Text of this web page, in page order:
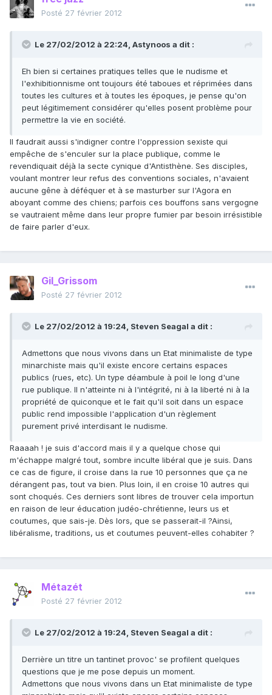
Posté 27 février 2012
Le 27/02/2012 à 22:24, Astynoos a dit :
Eh bien si certaines pratiques telles que le nudisme et
l'exhibitionnisme ont toujours été taboues et réprimées dans
toutes les cultures et à toutes les époques, je pense qu'on
peut légitimement considérer qu'elles posent problème pour
permettre la vie en société.
Il faudrait aussi s'indigner contre l'oppression sexiste qui
empêche de s'enculer sur la place publique, comme le
revendiquait déjà la secte cynique d'Antisthène. Ses disciples,
voulant montrer leur refus des conventions sociales, n'avaient
aucune gêne à déféquer et à se masturber sur l'Agora en
aboyant comme des chiens; parfois ces bouffons sans vergogne
se vautraient même dans leur propre fumier par besoin irrésistible
de faire parler d'eux.
Gil_Grissom
Posté 27 février 2012
Le 27/02/2012 à 19:24, Steven Seagal a dit :
Admettons que nous vivons dans un Etat minimaliste de type
minarchiste mais qu'il existe encore certains espaces
publics (rues, etc). Un type déambule à poil le long d'une
rue publique. Il n'atteinte ni à l'intégrité, ni à la liberté ni à la
propriété de quiconque et le fait qu'il soit dans un espace
public rend impossible l'application d'un règlement
purement privé interdisant le nudisme.
Raaaah ! je suis d'accord mais il y a quelque chose qui
m'échappe malgré tout, sombre inculte libéral que je suis. Dans
ce cas de figure, il croise dans la rue 10 personnes que ça ne
dérangent pas, tout va bien. Plus loin, il en croise 10 autres qui
sont choqués. Ces derniers sont libres de trouver cela importun
en raison de leur éducation judéo-chrétienne, leurs us et
coutumes, que sais-je. Dès lors, que se passerait-il ?Ainsi,
libéralisme, traditions, us et coutumes peuvent-elles cohabiter ?
Métazét
Posté 27 février 2012
Le 27/02/2012 à 19:24, Steven Seagal a dit :
Derrière un titre un tantinet provoc' se profilent quelques
questions que je me pose depuis un moment.
Admettons que nous vivons dans un Etat minimaliste de type